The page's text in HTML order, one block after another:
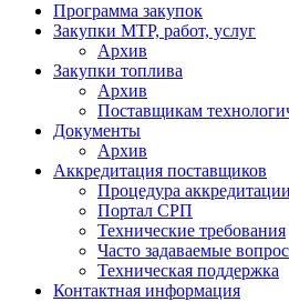
Программа закупок
Закупки МТР, работ, услуг
Архив
Закупки топлива
Архив
Поставщикам
Документы
Архив
Аккредитация поставщиков
Процедура аккредитации
Портал СРП
Технические требования
Часто задаваемые
Техническая поддержка
Контактная информация